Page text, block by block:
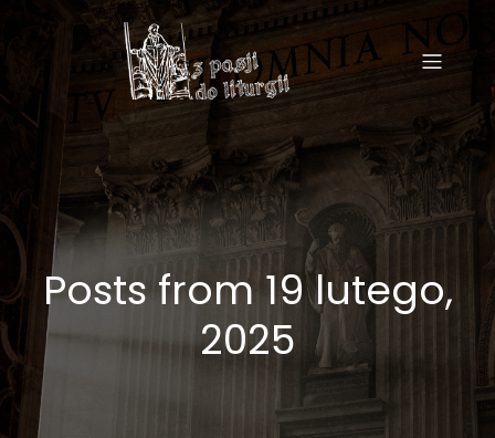
Posts from 19 lutego,
2025